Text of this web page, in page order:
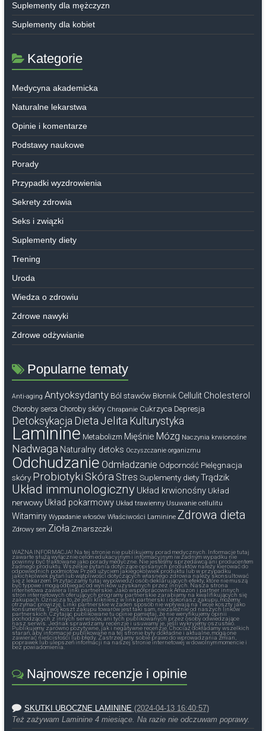
Suplementy dla mężczyzn
Suplementy dla kobiet
Kategorie
Medycyna akademicka
Naturalne lekarstwa
Opinie i komentarze
Podstawy naukowe
Porady
Przypadki wyzdrowienia
Sekrety zdrowia
Seks i związki
Suplementy diety
Trening
Uroda
Wiedza o zdrowiu
Zdrowe nawyki
Zdrowe odżywianie
Popularne tematy
Anti-aging Antyoksydanty Ból stawów Błonnik Cellulit Cholesterol
Choroby serca Choroby skóry Chrapanie Cukrzyca Depresja
Detoksykacja Dieta Jelita Kulturystyka
Laminine Metabolizm Mięśnie Mózg Naczynia krwionośne
Nadwaga Naturalny detoks Oczyszczanie organizmu
Odchudzanie Odmładzanie Odporność Pielęgnacja
skóry Probiotyki Skóra Stres Suplementy diety Trądzik
Układ immunologiczny Układ krwionośny Układ
nerwowy Układ pokarmowy Układ trawienny Usuwanie cellulitu
Witaminy Wypadanie włosów Właściwości Laminine Zdrowa dieta
Zdrowy sen Zioła Zmarszczki
WAŻNA INFORMACJA! Na tej stronie nie publikujemy porad medycznych. Informacje tutaj
zawarte służą wyłącznie celom edukacyjnym i informacyjnym iw żadnym wypadku nie
powinny być traktowane jako porady medyczne. Nie jesteśmy sprzedawcą ani producentem
żadnego produktu. Wszelkie pytania dotyczące opisanych produktów należy kierować do
odpowiednich podmiotów. Przed użyciem jakiegokolwiek produktu lub w przypadku
jakichkolwiek pytań lub wątpliwości dotyczących własnego zdrowia należy skonsultować
się z lekarzem. Przytaczamy tutaj wypowiedzi osób deklarujących efekty, które nie muszą
być typowe i mogą odbiegać od wyników uzyskanych przez innych. Nasza strona
internetowa zawiera linki partnerskie. Jako współpracownik Amazon i partner innych
stron internetowych oferujących programy partnerskie zarabiamy na kwalifikujących się
zakupach. Oznacza to, że jeśli klikniesz w link partnerski i dokonasz zakupu, możemy
otrzymać prowizję. Linki partnerskie w żaden sposób nie wpływają na Twoje koszty jako
konsumenta. Twój koszt zakupu towarów jest taki sam, niezależnie od naszych linków
partnerskich. Czytając publikowane tu opinie pamiętaj, że nie weryfikujemy opinii
pochodzących z innych serwisów, ani tych publikowanych przez osoby odwiedzające
nasz serwis. Jednak sprawdzamy recenzje i usuwamy je, jeśli wykryjemy oszustwo.
Publikujemy zarówno pozytywne, jak i negatywne recenzje. Chociaż dokładamy wszelkich
starań, aby informacje publikowane na tej stronie były dokładne i aktualne, mogą one
zawierać nieścisłości lub błędy. Zastrzegamy sobie prawo do wprowadzania zmian,
poprawek lub ulepszeń informacji na naszej stronie internetowej w dowolnym momencie i
bez powiadomienia.
Najnowsze recenzje i opinie
SKUTKI UBOCZNE LAMININE (2024-04-13 16:40:57)
Też zażywam Laminine 4 miesiące. Na razie nie odczuwam poprawy.